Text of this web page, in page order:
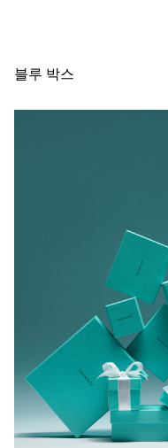
블루 박스